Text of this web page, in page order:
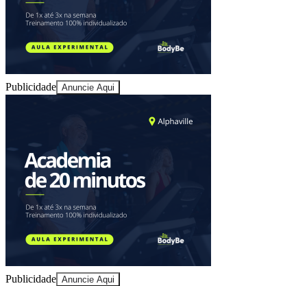
Athletico-PR
Publicidade Anuncie Aqui
Publicidade Anuncie Aqui